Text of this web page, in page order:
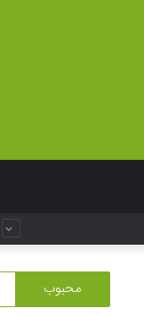
محبوب